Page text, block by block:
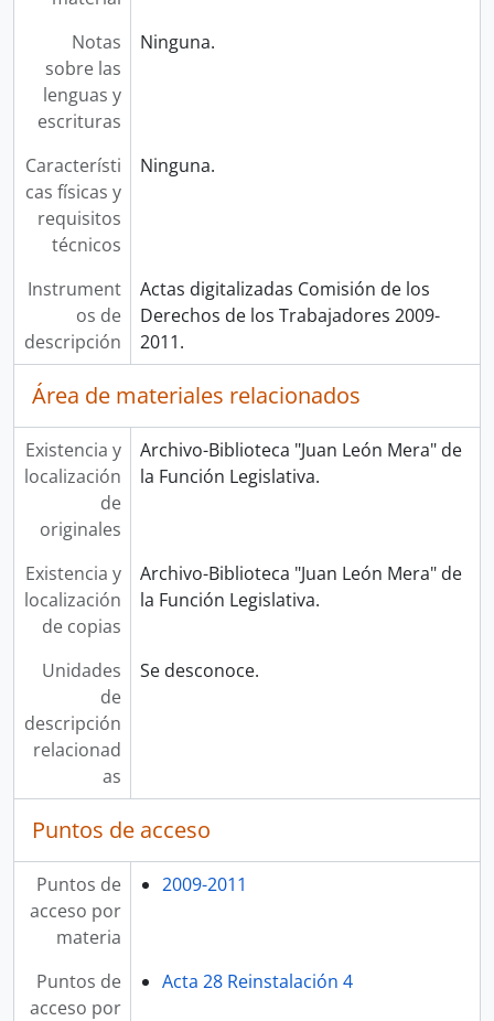
Notas
sobre las
lenguas y
escrituras
Ninguna.
Característi
cas físicas y
requisitos
técnicos
Ninguna.
Instrument
os de
descripción
Actas digitalizadas Comisión de los
Derechos de los Trabajadores 2009-
2011.
Área de materiales relacionados
Existencia y
localización
de
originales
Archivo-Biblioteca "Juan León Mera" de
la Función Legislativa.
Existencia y
localización
de copias
Archivo-Biblioteca "Juan León Mera" de
la Función Legislativa.
Unidades
de
descripción
relacionad
as
Se desconoce.
Puntos de acceso
Puntos de
acceso por
materia
2009-2011
Puntos de
acceso por
Acta 28 Reinstalación 4